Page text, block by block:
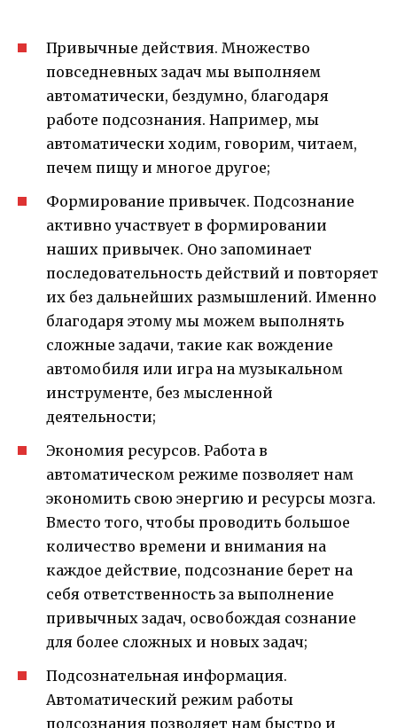
Привычные действия. Множество
повседневных задач мы выполняем
автоматически, бездумно, благодаря
работе подсознания. Например, мы
автоматически ходим, говорим, читаем,
печем пищу и многое другое;
Формирование привычек. Подсознание
активно участвует в формировании
наших привычек. Оно запоминает
последовательность действий и повторяет
их без дальнейших размышлений. Именно
благодаря этому мы можем выполнять
сложные задачи, такие как вождение
автомобиля или игра на музыкальном
инструменте, без мысленной
деятельности;
Экономия ресурсов. Работа в
автоматическом режиме позволяет нам
экономить свою энергию и ресурсы мозга.
Вместо того, чтобы проводить большое
количество времени и внимания на
каждое действие, подсознание берет на
себя ответственность за выполнение
привычных задач, освобождая сознание
для более сложных и новых задач;
Подсознательная информация.
Автоматический режим работы
подсознания позволяет нам быстро и